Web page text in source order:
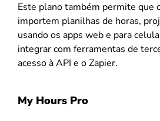
Este plano também permite que
importem planilhas de horas,
usando os apps web e para
integrar com ferramentas de
acesso à API e o Zapier.
My Hours Pro